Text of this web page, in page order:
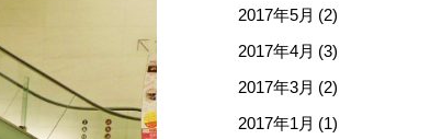
2017年5月 (2)
2017年4月 (3)
2017年3月 (2)
2017年1月 (1)